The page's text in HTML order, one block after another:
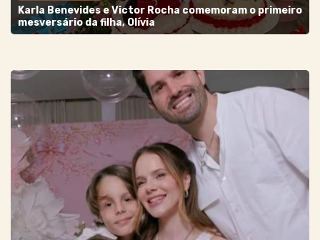
Karla Benevides e Victor Rocha comemoram o primeiro
mesversário da filha, Olívia